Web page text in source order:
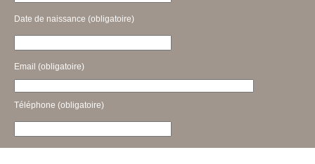
Date de naissance (obligatoire)
Email (obligatoire)
Téléphone (obligatoire)